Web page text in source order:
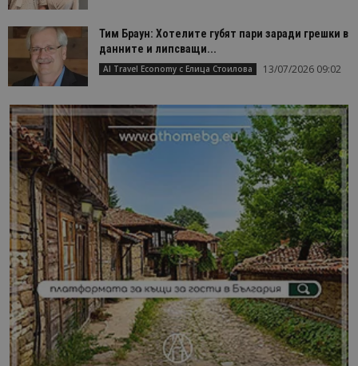
Тим Браун: Хотелите губят пари заради грешки в
данните и липсващи...
AI Travel Economy с Елица Стоилова 13/07/2026 09:02